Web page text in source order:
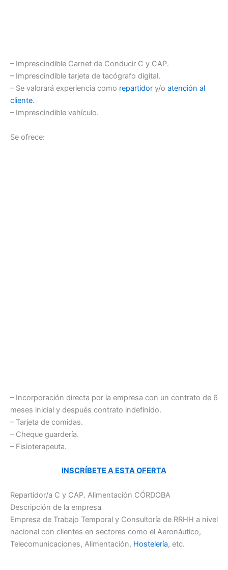
– Imprescindible Carnet de Conducir C y CAP.
– Imprescindible tarjeta de tacógrafo digital.
– Se valorará experiencia como repartidor y/o atención al
cliente.
– Imprescindible vehículo.
Se ofrece:
– Incorporación directa por la empresa con un contrato de 6
meses inicial y después contrato indefinido.
– Tarjeta de comidas.
– Cheque guardería.
– Fisioterapeuta.
INSCRÍBETE A ESTA OFERTA
Repartidor/a C y CAP. Alimentación CÓRDOBA
Descripción de la empresa
Empresa de Trabajo Temporal y Consultoría de RRHH a nivel
nacional con clientes en sectores como el Aeronáutico,
Telecomunicaciones, Alimentación, Hostelería, etc.